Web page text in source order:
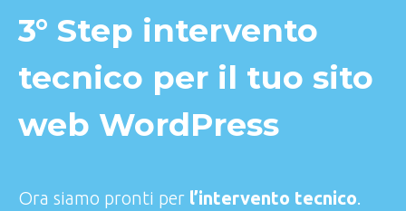
3° Step intervento
tecnico per il tuo sito
web WordPress
Ora siamo pronti per l’intervento tecnico.